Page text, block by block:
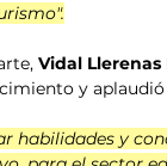
Vidal Llerenas
y
habilidades y